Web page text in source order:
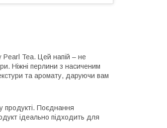
Pearl Tea. Цей напій – не
Ніжні перлини з насиченим
та аромату, даруючи вам
продукті. Поєднання
ідеально підходить для